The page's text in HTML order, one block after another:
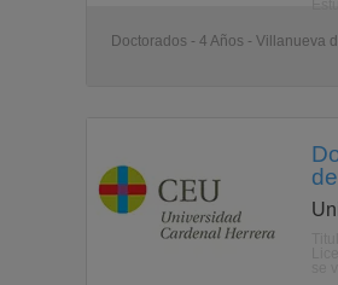
Doctorados - 4 Años - Villanueva